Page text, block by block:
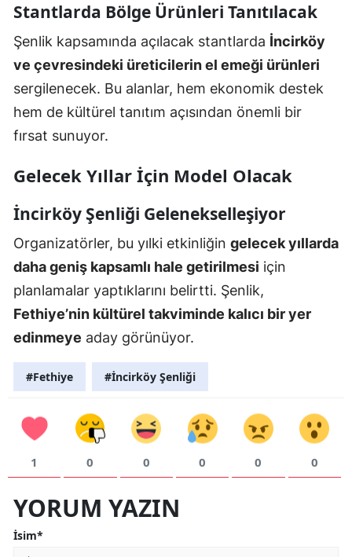
Stantlarda Bölge Ürünleri Tanıtılacak
Şenlik kapsamında açılacak stantlarda İncirköy
ve çevresindeki üreticilerin el emeği ürünleri
sergilenecek. Bu alanlar, hem ekonomik destek
hem de kültürel tanıtım açısından önemli bir
fırsat sunuyor.
Gelecek Yıllar İçin Model Olacak
İncirköy Şenliği Gelenekselleşiyor
Organizatörler, bu yılki etkinliğin gelecek yıllarda
daha geniş kapsamlı hale getirilmesi için
planlamalar yaptıklarını belirtti. Şenlik,
Fethiye’nin kültürel takviminde kalıcı bir yer
edinmeye aday görünüyor.
#Fethiye #İncirköy Şenliği
1 0 0 0 0 0
YORUM YAZIN
İsim*